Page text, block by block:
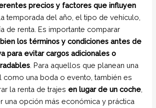
precios y factores que influyen
temporada del año, el tipo de vehículo,
de renta. Es importante comparar
los términos y condiciones antes de
para evitar cargos adicionales o
. Para aquellos que planean una
como una boda o evento, también es
la renta de trajes en lugar de un coche
una opción más económica y práctica